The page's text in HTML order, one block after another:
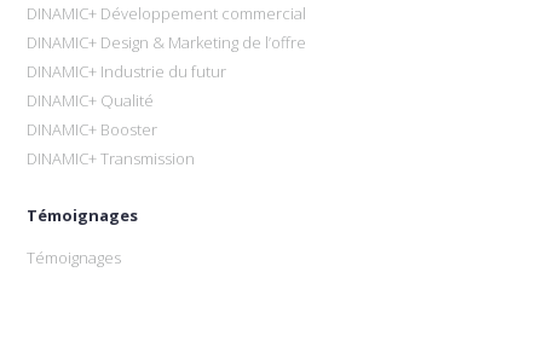
DINAMIC+ Développement commercial
DINAMIC+ Design & Marketing de l’offre
DINAMIC+ Industrie du futur
DINAMIC+ Qualité
DINAMIC+ Booster
DINAMIC+ Transmission
Témoignages
Témoignages